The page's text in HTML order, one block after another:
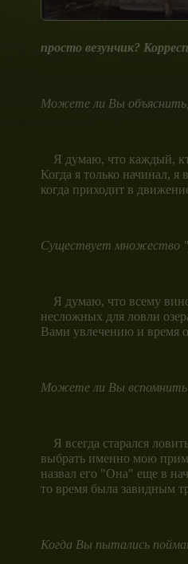
просто везунчик?
Можете ли Вы объяснить,
Я думаю, что каждый,
Когда я только начинал,
когда приходит в
Существует множество
Я думаю, что всему
несложных для ловли
Вами увлечению и время
Можете ли Вы вспомнить
Я всегда старался
выбрать именно мою
назвал его "Она" еще в
то время была завидным
Когда Вы пытались